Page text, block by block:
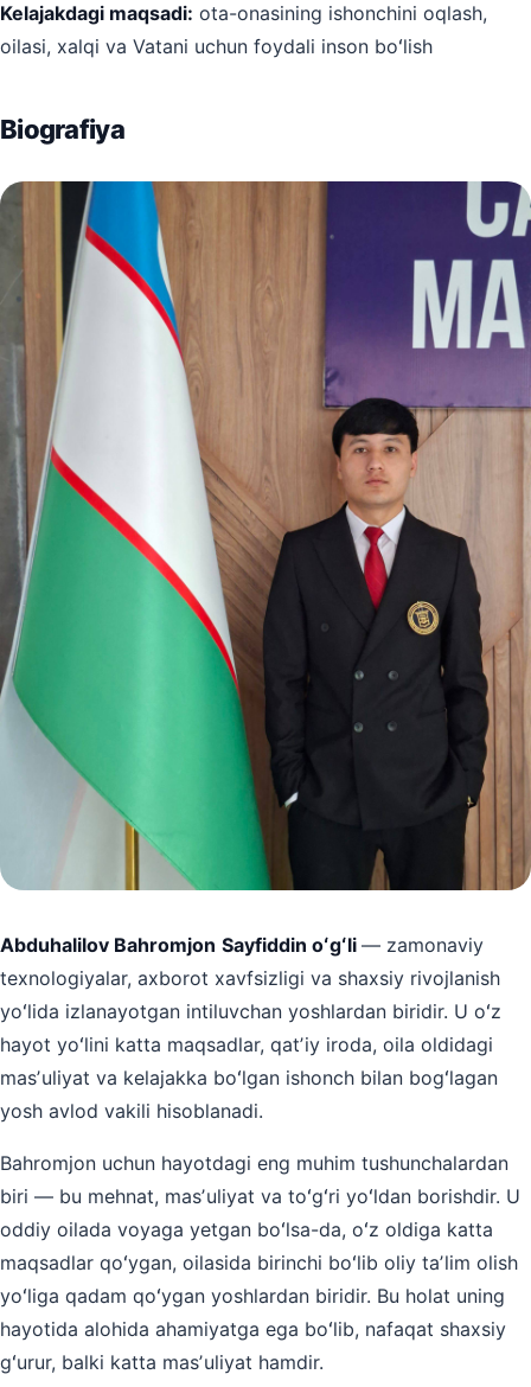
Kelajakdagi maqsadi: ota-onasining ishonchini oqlash,
oilasi, xalqi va Vatani uchun foydali inson boʻlish
Biografiya
Abduhalilov Bahromjon Sayfiddin oʻgʻli — zamonaviy
texnologiyalar, axborot xavfsizligi va shaxsiy rivojlanish
yoʻlida izlanayotgan intiluvchan yoshlardan biridir. U oʻz
hayot yoʻlini katta maqsadlar, qatʼiy iroda, oila oldidagi
masʼuliyat va kelajakka boʻlgan ishonch bilan bogʻlagan
yosh avlod vakili hisoblanadi.
Bahromjon uchun hayotdagi eng muhim tushunchalardan
biri — bu mehnat, masʼuliyat va toʻgʻri yoʻldan borishdir. U
oddiy oilada voyaga yetgan boʻlsa-da, oʻz oldiga katta
maqsadlar qoʻygan, oilasida birinchi boʻlib oliy taʼlim olish
yoʻliga qadam qoʻygan yoshlardan biridir. Bu holat uning
hayotida alohida ahamiyatga ega boʻlib, nafaqat shaxsiy
gʻurur, balki katta masʼuliyat hamdir.